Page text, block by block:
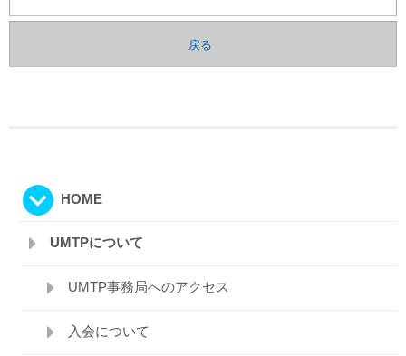
戻る
HOME
UMTPについて
UMTP事務局へのアクセス
入会について